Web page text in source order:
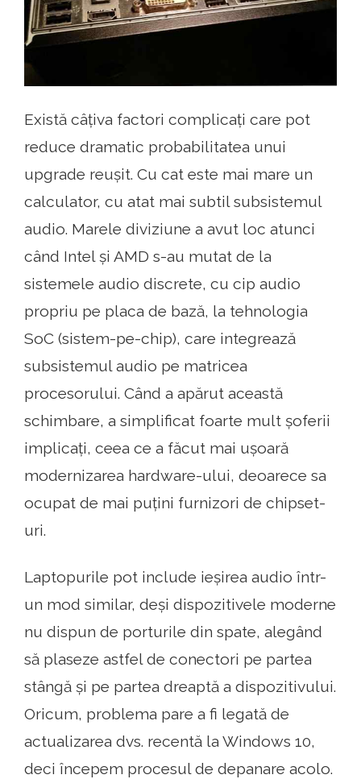
Există câțiva factori complicați care pot
reduce dramatic probabilitatea unui
upgrade reușit. Cu cat este mai mare un
calculator, cu atat mai subtil subsistemul
audio. Marele diviziune a avut loc atunci
când Intel și AMD s-au mutat de la
sistemele audio discrete, cu cip audio
propriu pe placa de bază, la tehnologia
SoC (sistem-pe-chip), care integrează
subsistemul audio pe matricea
procesorului. Când a apărut această
schimbare, a simplificat foarte mult șoferii
implicați, ceea ce a făcut mai ușoară
modernizarea hardware-ului, deoarece sa
ocupat de mai puțini furnizori de chipset-
uri.
Laptopurile pot include ieșirea audio într-
un mod similar, deși dispozitivele moderne
nu dispun de porturile din spate, alegând
să plaseze astfel de conectori pe partea
stângă și pe partea dreaptă a dispozitivului.
Oricum, problema pare a fi legată de
actualizarea dvs. recentă la Windows 10,
deci începem procesul de depanare acolo.